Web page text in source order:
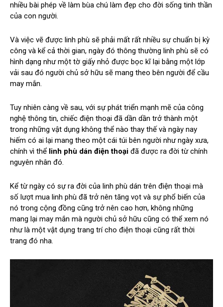
nhiều bài phép về làm bùa chú làm đẹp cho đời sống tinh thần
của con người.
Và việc vẽ được linh phù sẽ phải mất rất nhiều sự chuẩn bị kỳ
công và kể cả thời gian, ngày đó thông thường linh phù sẽ có
hình dạng như một tờ giấy nhỏ được bọc kĩ lại bằng một lớp
vải sau đó người chủ sở hữu sẽ mang theo bên người để cầu
may mắn.
Tuy nhiên càng về sau, với sự phát triển mạnh mẽ của công
nghệ thông tin, chiếc điện thoại đã dần dần trở thành một
trong những vật dụng không thể nào thay thế và ngày nay
hiếm có ai lại mang theo một cái túi bên người như ngày xưa,
chính vì thể linh phù dán điện thoại đã được ra đời từ chính
nguyên nhân đó.
Kể từ ngày có sự ra đời của linh phù dán trên điện thoại mà
số lượt mua linh phù đã trở nên tăng vọt và sự phổ biến của
nó trong cộng đồng cũng trở nên cao hơn, không những
mang lại may mắn mà người chủ sở hữu cũng có thể xem nó
như là một vật dụng trang trí cho điện thoại cũng rất thời
trang đó nha.